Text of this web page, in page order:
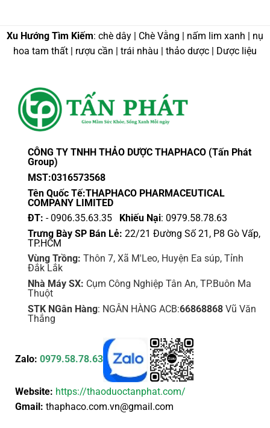
có
nhiều
tùy
chọn
được
trên
trang
sản
phẩm
có
nhiều
được
trang
phẩm
Xu Hướng Tìm Kiếm: chè dây | Chè Vằng | nấm lim xanh | nụ
hoa tam thất | rượu cần | trái nhàu | thảo dược | Dược liệu
CÔNG TY TNHH THẢO DƯỢC THAPHACO (Tấn Phát
Group)
MST:0316573568
Tên Quốc Tế:THAPHACO PHARMACEUTICAL
COMPANY LIMITED
ĐT: - 0906.35.63.35 Khiếu Nại: 0979.58.78.63
Trưng Bày SP Bán Lẻ: 22/21 Đường Số 21, P8 Gò Vấp,
TP.HCM
Vùng Trồng: Thôn 7, Xã M'Leo, Huyện Ea súp, Tỉnh
Đắk Lắk
Nhà Máy SX: Cụm Công Nghiệp Tân An, TP.Buôn Ma
Thuột
STK NGân Hàng: NGÂN HÀNG ACB:66868868Vũ Văn
Thắng
Zalo: 0979.58.78.63
Website: https://thaoduoctanphat.com/
Gmail: thaphaco.com.vn@gmail.com